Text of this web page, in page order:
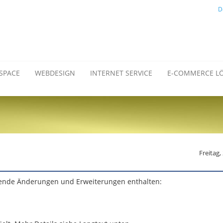
WEBDESIGN INTERNET SERVICE E-COMMERCE
Freitag,
Änderungen und Erweiterungen enthalten: